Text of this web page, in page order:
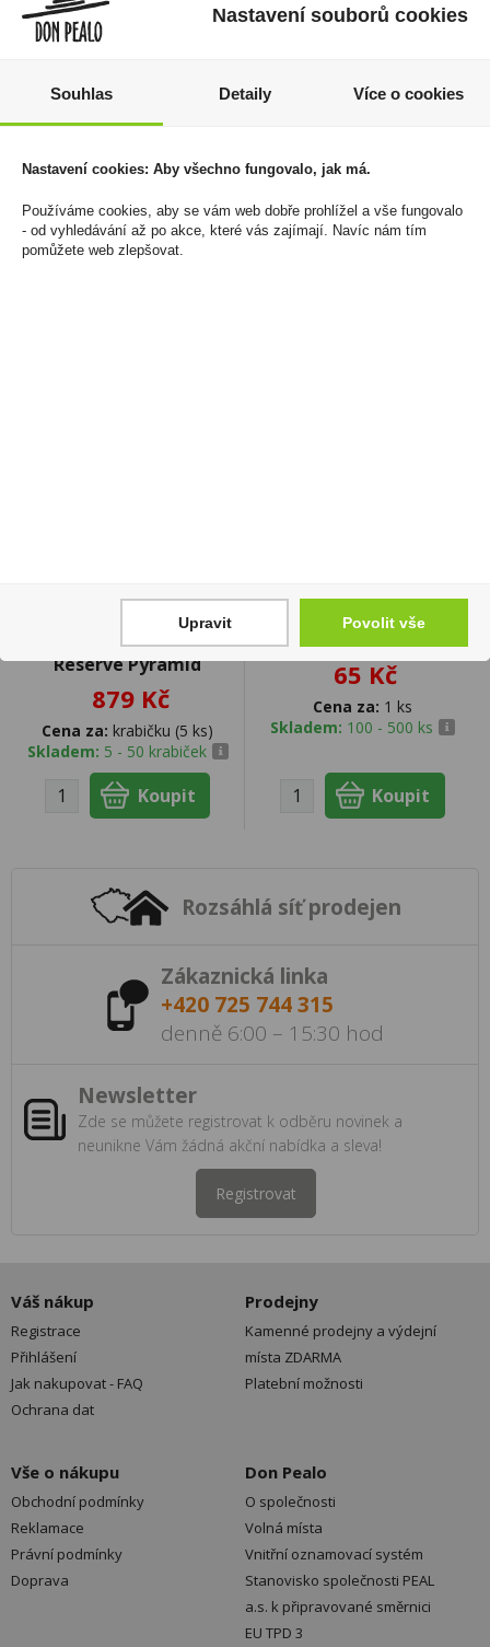
Blue 30g
250 Kč
Cena za:1 ks
Skladem:5 - 50 balení
Salt 250g Kalahárská
99 Kč
Doutníky Stanislaw
Reserve Pyramid
879 Kč
Cena za: krabičku (5 ks)
Skladem: 5 - 50 krabiček
Kinder Cards 128g
65 Kč
Cena za: 1 ks
Skladem: 100 - 500 ks
Rozsáhlá síť prodejen
Zákaznická linka
+420 725 744 315
denně 6:00 – 15:30 hod
Newsletter
Zde se můžete registrovat k odběru novinek a
neunikne Vám žádná akční nabídka a sleva!
Registrovat
Váš nákup
Registrace
Přihlášení
Jak nakupovat - FAQ
Ochrana dat
Prodejny
Kamenné prodejny a výdejní
místa ZDARMA
Platební možnosti
Vše o nákupu
Obchodní podmínky
Reklamace
Právní podmínky
Doprava
Don Pealo
O společnosti
Volná místa
Vnitřní oznamovací systém
Stanovisko společnosti PEAL
a.s. k připravované směrnici
EU TPD 3
Nastavení souborů cookies
Souhlas Detaily Více o cookies
Nastavení cookies: Aby všechno fungovalo, jak má.
Používáme cookies, aby se vám web dobře prohlížel a vše fungovalo
- od vyhledávání až po akce, které vás zajímají. Navíc nám tím
pomůžete web zlepšovat.
Upravit Povolit vše